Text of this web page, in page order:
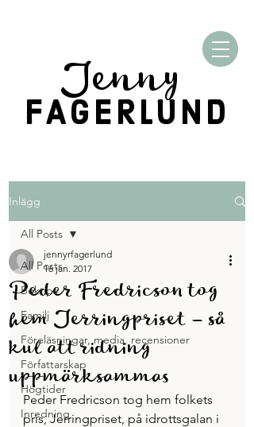
Jenny
FAGERLUND
Inlägg
All Posts
Boktips
Familj
Föreläsningar, media, recensioner
Författarskap
Högtider
Inredning
All Posts
Peder Fredricson tog
hem Jerringpriset – så
kul att ridning
uppmärksammas
jennyrfagerlund
16 jan. 2017
Peder Fredricson tog hem folkets
pris, Jerringpriset, på idrottsgalan i